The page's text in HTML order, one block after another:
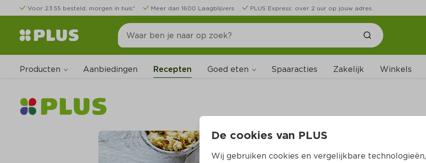
Voor 23:55 besteld, morgen in huis* Meer dan 1600 Laagblijvers PLUS Express: over 2 uur op jouw adres
Producten Aanbiedingen Recepten Goed eten Spaaracties Zakelijk Winkels
De cookies van PLUS
Wij gebruiken cookies en vergelijkbare technologieën,